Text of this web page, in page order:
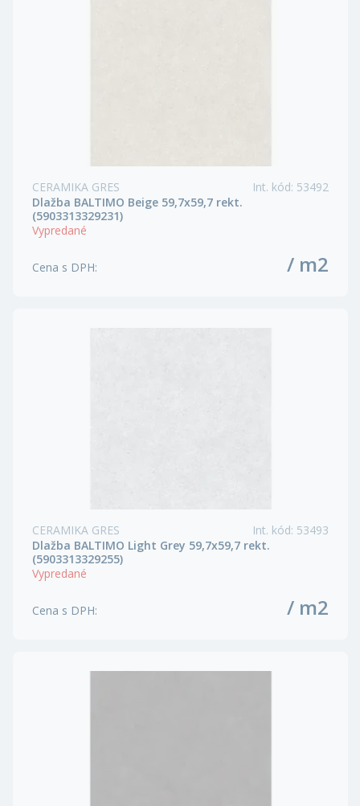
CERAMIKA GRES Int. kód: 53492
Dlažba BALTIMO Beige 59,7x59,7 rekt.
(5903313329231)
Vypredané
Cena s DPH: / m2
CERAMIKA GRES Int. kód: 53493
Dlažba BALTIMO Light Grey 59,7x59,7 rekt.
(5903313329255)
Vypredané
Cena s DPH: / m2